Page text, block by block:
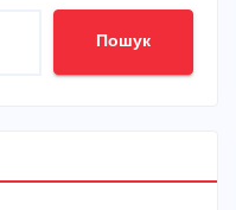
Пошук